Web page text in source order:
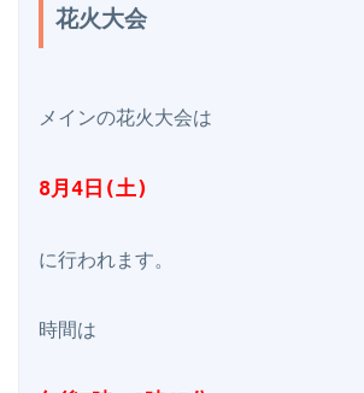
花火大会
メインの花火大会は
8月4日(土)
に行われます。
時間は